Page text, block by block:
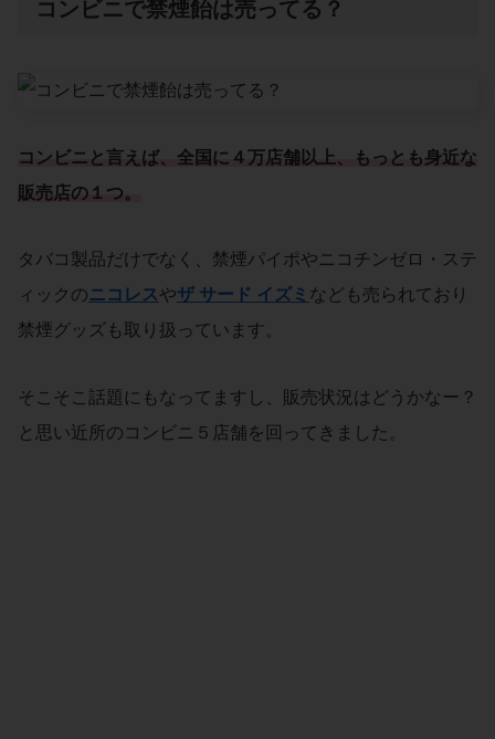
コンビニで禁煙飴は売ってる？
コンビニと言えば、全国に４万店舗以上、もっとも身近な
販売店の１つ。
タバコ製品だけでなく、禁煙パイポやニコチンゼロ・ステ
ィックのニコレスやザ サード イズミ なども売られており
禁煙グッズも取り扱っています。
そこそこ話題にもなってますし、販売状況はどうかなー？
と思い近所のコンビニ５店舗を回ってきました。